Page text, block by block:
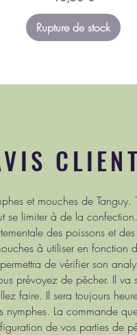
Rupture de stock
et mouches de
se limiter à de la
des poissons et
à utiliser en fonction
de vérifier son
prévoyez de pêcher. Il va
faire. Il sera toujours
La commande
de vos parties de